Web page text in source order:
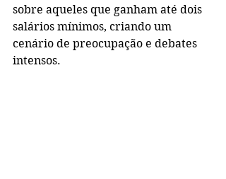
sobre aqueles que ganham até dois
salários mínimos, criando um
cenário de preocupação e debates
intensos.